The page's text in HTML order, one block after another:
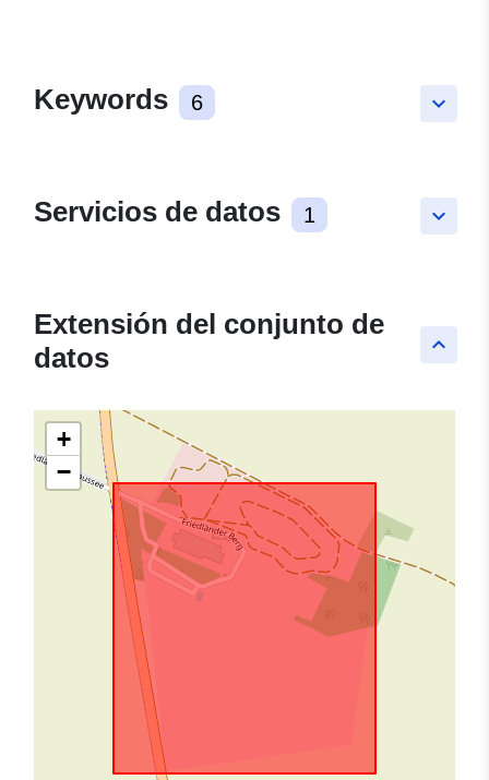
keyboard_arrow_down
Keywords 6
keyboard_arrow_down
Servicios de datos 1
keyboard_arrow_up
Extensión del conjunto de
datos
+
−